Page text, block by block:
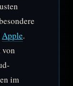
Apple.
im